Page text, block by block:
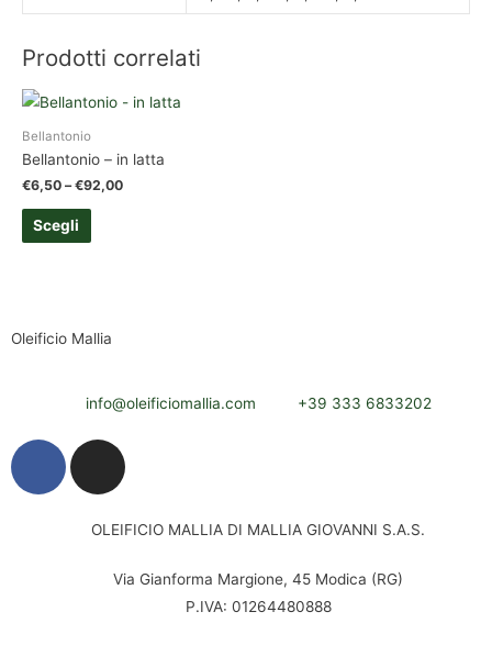
Prodotti correlati
Bellantonio
Bellantonio – in latta
€6,50 –€92,00
Scegli
Prodotti correlati
Bellantonio
Bellantonio – in vetro
€6,50 –€17,50
Scegli
Oleificio Mallia
info@oleificiomallia.com +39 333 6833202
OLEIFICIO MALLIA DI MALLIA GIOVANNI S.A.S.
Via Gianforma Margione, 45 Modica (RG)
P.IVA: 01264480888